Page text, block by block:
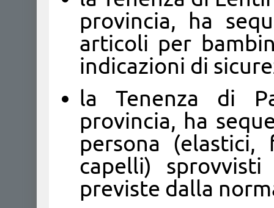
provincia, ha
articoli per
indicazioni di
la Tenenza di
provincia, ha
persona
capelli)
previste dalla